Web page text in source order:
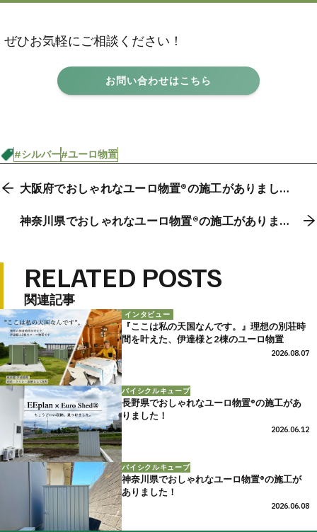
ぜひお気軽にご相談ください！
お問い合わせはこちら
#シルバー#ユーロ物置
大阪府でおしゃれなユーロ物置®の施工がありまし
神奈川県でおしゃれなユーロ物置®の施工がありまし
RELATED POSTS
関連記事
インタビュー
『ここは私の天国なんです。』理想の別荘時
間を叶えた、伊達様と2棟のユーロ物置
2026.08.07
バイシクルキューブ
長野県でおしゃれなユーロ物置®の施工があ
りました！
2026.06.12
バイシクルキューブ
神奈川県でおしゃれなユーロ物置®の施工が
ありました！
2026.06.08